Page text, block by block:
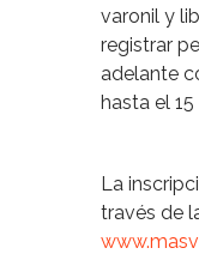
varonil y
registrar
adelante
hasta el
La
través de